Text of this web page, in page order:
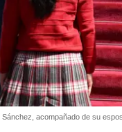
Sánchez, acompañado de su